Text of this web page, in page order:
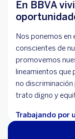
En BBVA
Nos ponemos en
conscientes de
promovemos
lineamientos que
no discriminación
trato digno y
Trabajando por